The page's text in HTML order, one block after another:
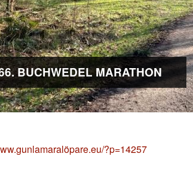
BUCHWEDEL MARATHON
?p=14257